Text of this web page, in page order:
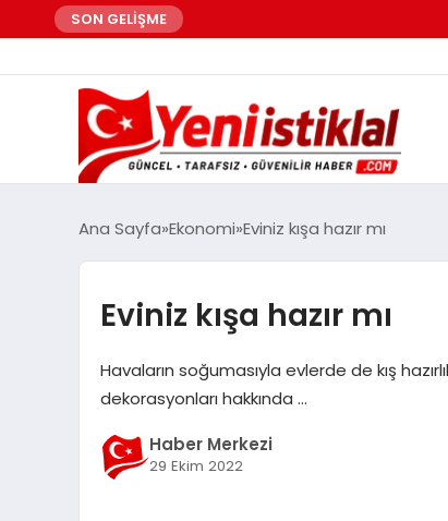
SON GELİŞME
Ana Sayfa Ekonomi Eviniz kışa hazır mı
Eviniz kışa hazır mı
Havaların soğumasıyla evlerde de kış
dekorasyonları hakkında …
Haber Merkezi
29 Ekim 2022